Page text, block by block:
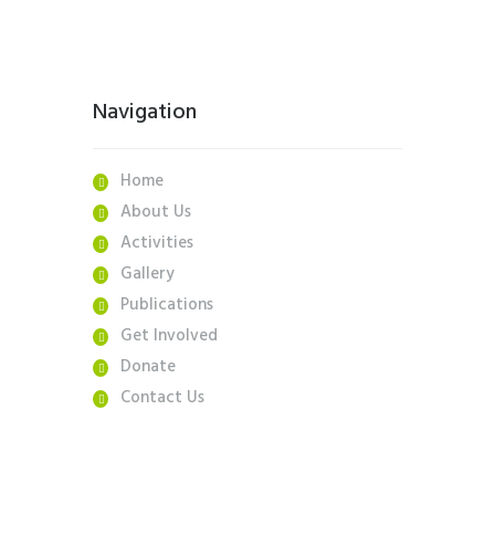
Navigation
Home
About Us
Activities
Gallery
Publications
Get Involved
Donate
Contact Us